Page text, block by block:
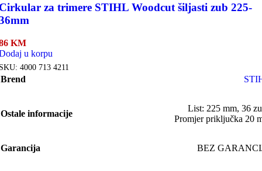
za trimere STIHL Woodcut šiljasti zub 225-
KM
u korpu
4000 713 4211
Brend
Ostale informacije
List: 225 mm, 36
Promjer priključka 20
Garancija BEZ